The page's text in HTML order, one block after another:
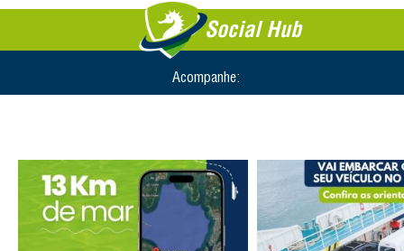
Social Hub
Acompanhe: